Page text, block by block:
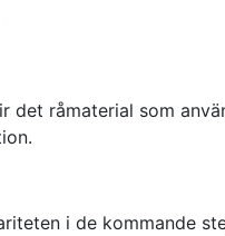
det råmaterial som
i de kommande